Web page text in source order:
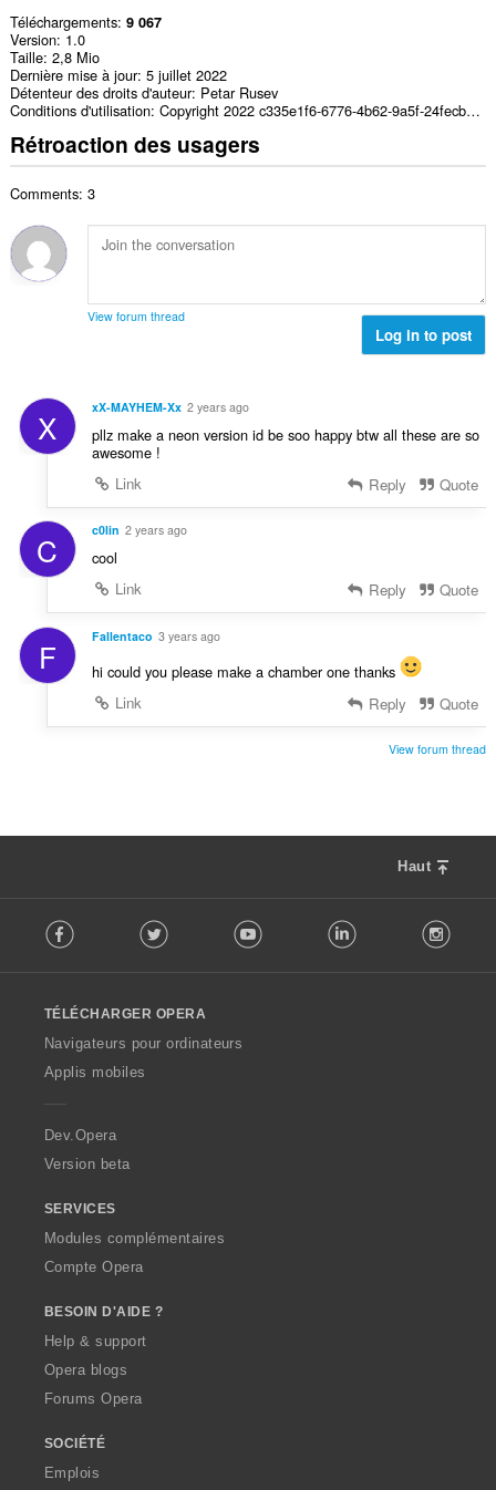
Téléchargements 9 067
Version 1.0
Taille 2,8 Mio
Dernière mise à jour 5 juillet 2022
Détenteur des droits d'auteur Petar Rusev
Conditions d'utilisation
Copyright 2022 c335e1f6-6776-4b62-9a5f-24fecb2577c8
Rétroaction des usagers
Comments: 3
View forum thread
Log in to post
X xX-MAYHEM-Xx 2 years ago
pllz make a neon version id be soo happy btw all these are so
awesome !
Link
Reply Quote
C c0lin 2 years ago
cool
Link
Reply Quote
F Fallentaco 3 years ago
hi could you please make a chamber one thanks
Link
Reply Quote
View forum thread
Haut
o
w
O
p
a
Facebook Twitter Youtube LinkedIn
TÉLÉCHARGER OPERA
Navigateurs pour ordinateurs
Applis mobiles
Dev.Opera
Version beta
SERVICES
Modules complémentaires
Compte Opera
BESOIN D'AIDE ?
Help & support
Opera blogs
Forums Opera
SOCIÉTÉ
Emplois